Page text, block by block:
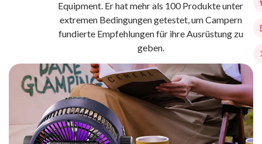
Equipment. Er hat mehr als 100 Produkte unter
extremen Bedingungen getestet, um Campern
fundierte Empfehlungen für ihre Ausrüstung zu
geben.